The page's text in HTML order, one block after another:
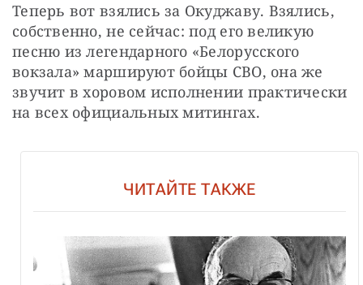
Теперь вот взялись за Окуджаву. Взялись,
собственно, не сейчас: под его великую
песню из легендарного «Белорусского
вокзала» маршируют бойцы СВО, она же
звучит в хоровом исполнении практически
на всех официальных митингах.
ЧИТАЙТЕ ТАКЖЕ